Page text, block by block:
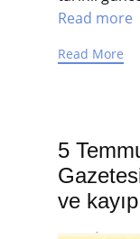
Read more
Read More
5
ve